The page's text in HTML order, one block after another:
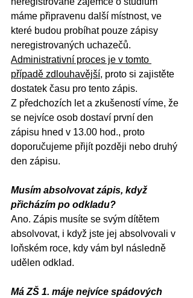
máme připravenu další místnost, ve
které budou probíhat pouze zápisy
neregistrovaných uchazečů.
Administrativní proces je v tomto
případě zdlouhavější, proto si zajistěte
dostatek času pro tento zápis.
Z předchozích let a zkušeností víme, že
se nejvíce osob dostaví první den
zápisu hned v 13.00 hod., proto
doporučujeme přijít později nebo druhý
den zápisu.
Musím absolvovat zápis, když
přicházím po odkladu?
Ano. Zápis musíte se svým dítětem
absolvovat, i když jste jej absolvovali v
loňském roce, kdy vám byl následně
udělen odklad.
Má ZŠ 1. máje nejvíce spádových